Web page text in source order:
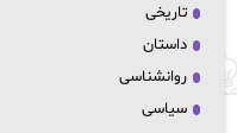
تاریخی
داستان
روانشناسی
سیاسی